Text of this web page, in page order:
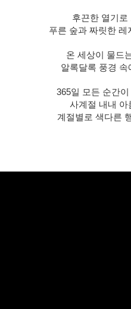
후끈한 열기로
푸른 숲과 짜릿한 레
온 세상이 물드
알록달록 풍경
365일 모든 순간
사계절 내내 아
계절별로 색다른